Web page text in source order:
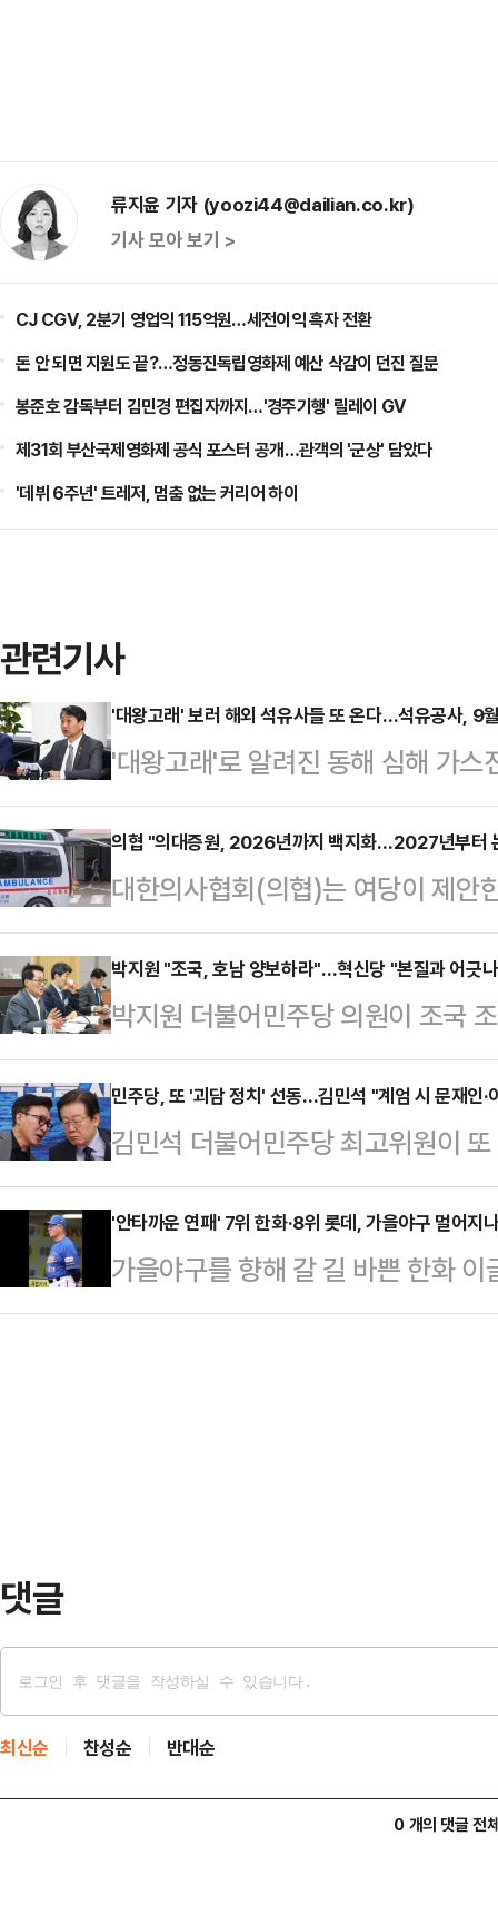
류지윤 기자 (yoozi44@dailian.co.kr)
기사 모아 보기 >
CJ CGV, 2분기 영업익 115억원…세전이익 흑자 전환
돈 안 되면 지원도 끝?…정동진독립영화제 예산 삭감이 던진 질문
봉준호 감독부터 김민경 편집자까지…'경주기행' 릴레이 GV
제31회 부산국제영화제 공식 포스터 공개…관객의 '군상' 담았다
'데뷔 6주년' 트레저, 멈춤 없는 커리어 하이
관련기사
'대왕고래' 보러 해외 석유사들 또 온다…석유공사, 9
'대왕고래'로 알려진 동해 심해 가
업들이 9월 한국을 찾는다.8일 연
러 해외 석유 기업을 상대로 2차 로
지 글로벌 메이저 석유사인 엑손모
등을 대상으로 자체 분석한 데이터
차례 진행한 바 있다.이후 동해 심
외 석유 기업들이 있어 2차 로드쇼
외 기업들만 대상…
의협 "의대증원, 2026년까지 백지화…2027년부터
대한의사협회(의협)는 여당이 제안
기 위해서는 2025년과 2026년 의
원부터 재논의해야 한다고 밝혔다
는 "상식적으로 의대 정원을 급하
리는 것이 합당하다면 2027년이나
다"고 밝혔다.이 관계자는 "여야의
자가 얼마인지를 논의하게 될 텐데
년과 2026년…
박지원 "조국, 호남 양보하라"…혁신당 "본질과 어긋
박지원 더불어민주당 의원이 조국
전남 영광, 곡성에서는 경쟁을 하고
과 관련해 "호남을 양보하라"며 역
반응을 보였다.박 의원은 8일 자신
진보 분화가 시작될 우려가 있기에
강화, 부산 금정에서 범야권 단일
표는 지난 2일 민주당을 향해 호남
서는 단일화를 …
민주당, 또 '괴담 정치' 선동…김민석 "계엄 시 문재인·
김민석 더불어민주당 최고위원이
성을 주장하고 나섰다. 민주당이 '
이 나온다.김 최고위원은 전날인 7
고특강을 시작합니다. 첫 시리즈는
김 최고위원은 "윤 대통령은 23년
'안타까운 연패' 7위 한화·8위 롯데, 가을야구 멀어지
가을야구를 향해 갈 길 바쁜 한화
빠졌다.한화는 8일 잠실야구장에
댓글
최신순 찬성순 반대순
0 개의 댓글 전